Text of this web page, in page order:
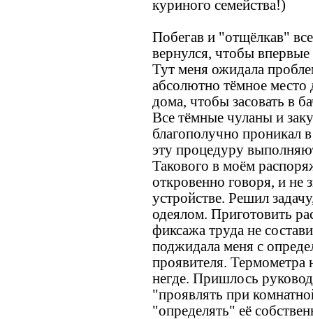
куриного семейства!)
Побегав и "отщёлкав"
вернулся, чтобы впервые
Тут меня ожидала
абсолютно тёмное место
дома, чтобы засовать в
Все тёмные чуланы и
благополучно
эту процедуру
Такового в моём
откровенно говоря, и не
устройстве. Решил
одеялом. Приготовить
фиксажа труда не
поджидала меня с
проявителя. Термометра
негде. Пришлось
"проявлять при
"определять" её